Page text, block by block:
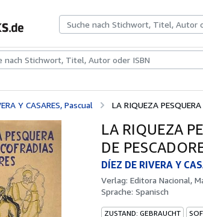
Antiquarische BücherKunst & Sammlerstücke
Y CASARES, Pascual LA RIQUEZA
LA RIQUEZA
DE
DÍEZ DE RIVERA Y
Verlag: Editora Nacional,
Sprache: Spanisch
ZUSTAND: GEBRAUCHT